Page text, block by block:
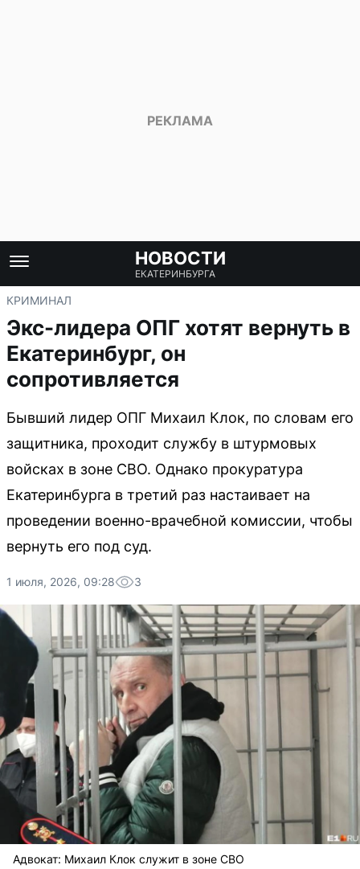
НОВОСТИ
ЕКАТЕРИНБУРГА
КРИМИНАЛ
Экс-лидера ОПГ хотят вернуть в
Екатеринбург, он
сопротивляется
Бывший лидер ОПГ Михаил Клок, по словам его
защитника, проходит службу в штурмовых
войсках в зоне СВО. Однако прокуратура
Екатеринбурга в третий раз настаивает на
проведении военно-врачебной комиссии, чтобы
вернуть его под суд.
1 июля, 2026, 09:28 3
Адвокат: Михаил Клок служит в зоне СВО